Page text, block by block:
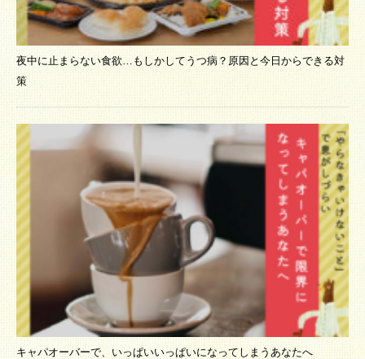
夜中に止まらない食欲…もしかしてうつ病？原因と今日からできる対
策
キャパオーバーで、いっぱいいっぱいになってしまうあなたへ